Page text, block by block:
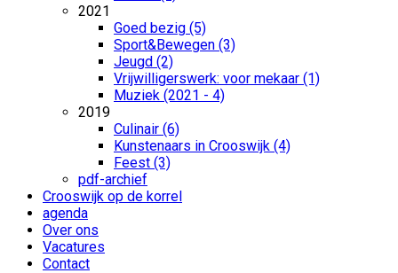
2021
Goed bezig (5)
Sport&Bewegen (3)
Jeugd (2)
Vrijwilligerswerk: voor mekaar (1)
Muziek (2021 - 4)
2019
Culinair (6)
Kunstenaars in Crooswijk (4)
Feest (3)
pdf-archief
Crooswijk op de korrel
agenda
Over ons
Vacatures
Contact